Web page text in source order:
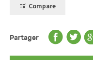
Compare
Partager